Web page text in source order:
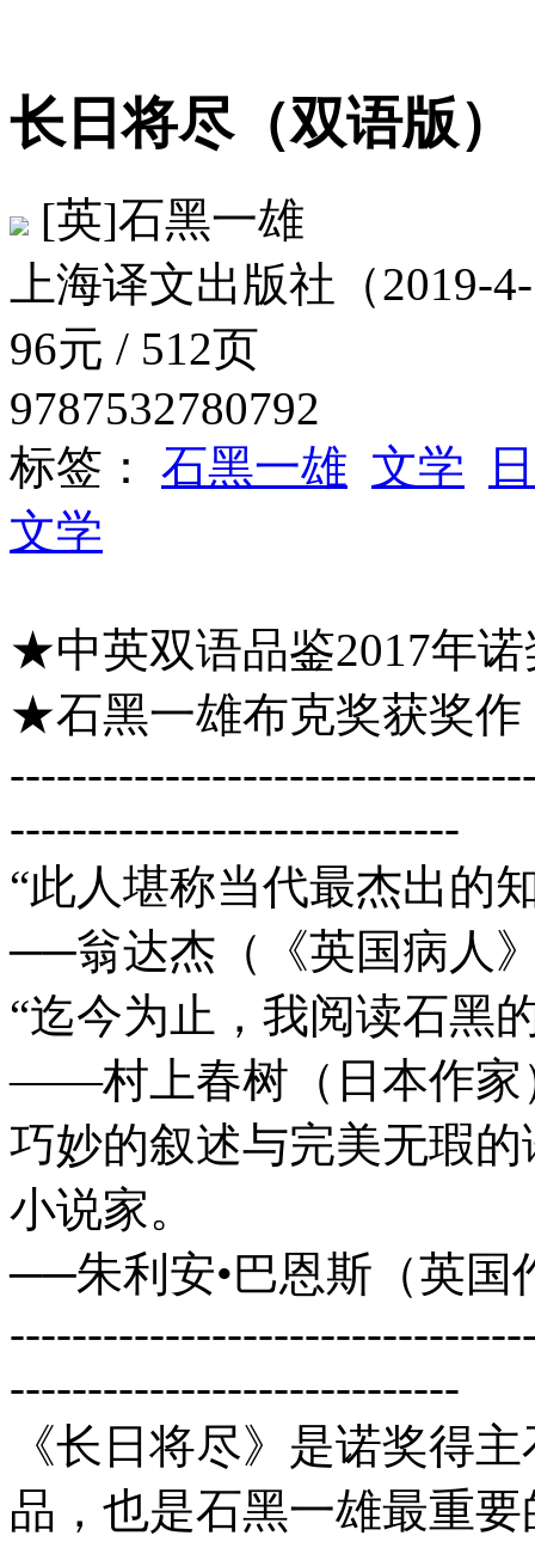
长日将尽（双语版
[英]石黑一雄
上海译文出版社（2019-
96元 / 512页
9787532780792
标签： 石黑一雄 文学
文学
★中英双语品鉴2017年
★石黑一雄布克奖获奖作
-----------------------------
“此人堪称当代最杰出的
──翁达杰（《英国病人
“迄今为止，我阅读石黑
——村上春树（日本作家
巧妙的叙述与完美无瑕
小说家。
──朱利安•巴恩斯（英国
-----------------------------
《长日将尽》是诺奖得
品，也是石黑一雄最重